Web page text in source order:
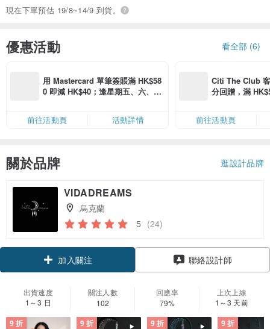
現在下單預估 19/8~14/9 到貨。
優惠活動 看全部 (6)
用 Mastercard 單筆簽賬滿 HK$58
0 即減 HK$40；逢星期五、六、日
卡」結帳）
前往活動頁 活動詳情
Citi The Club
分回贈，滿
前往活動頁
關於品牌 逛設計品牌
VIDADREAMS
烏克蘭
5 (24)
加入關注 聯絡設計師
出貨速度
1～3 日
關注人數
102
回應率
79%
上次上線
1～3 天前
9 折 9 折 9 折 9 折